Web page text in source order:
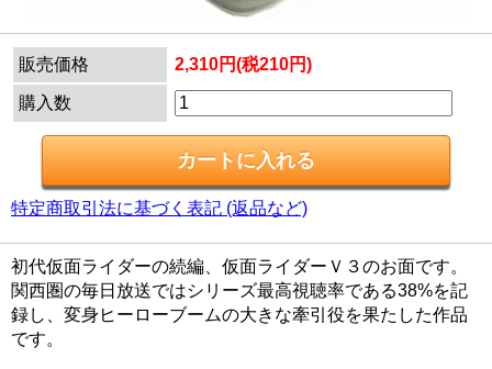
販売価格 2,310円(税210円)
購入数
特定商取引法に基づく表記 (返品など)
初代仮面ライダーの続編、仮面ライダーＶ３のお面です。
関西圏の毎日放送ではシリーズ最高視聴率である38%を記
録し、変身ヒーローブームの大きな牽引役を果たした作品
です。